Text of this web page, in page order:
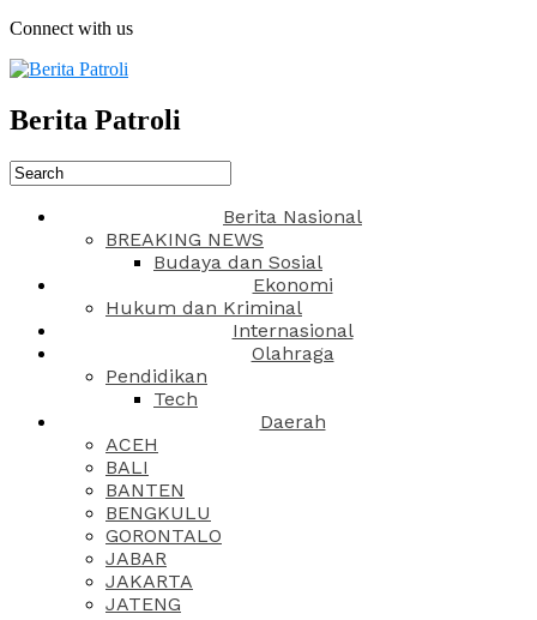
Connect with us
Berita Patroli
Berita Nasional
BREAKING NEWS
Budaya dan Sosial
Ekonomi
Hukum dan Kriminal
Internasional
Olahraga
Pendidikan
Tech
Daerah
ACEH
BALI
BANTEN
BENGKULU
GORONTALO
JABAR
JAKARTA
JATENG